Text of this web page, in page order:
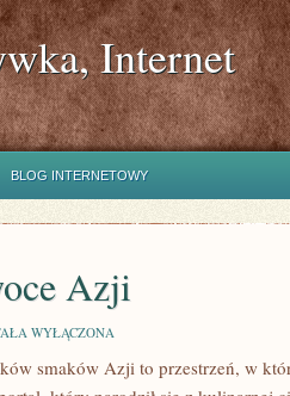
Internet
BLOG INTERNETOWY
Azji
WYŁĄCZONA
smaków Azji to przestrzeń, w